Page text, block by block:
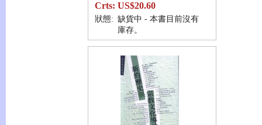
Crts: US$20.60
狀態: 缺貨中 - 本書目前沒有
庫存。